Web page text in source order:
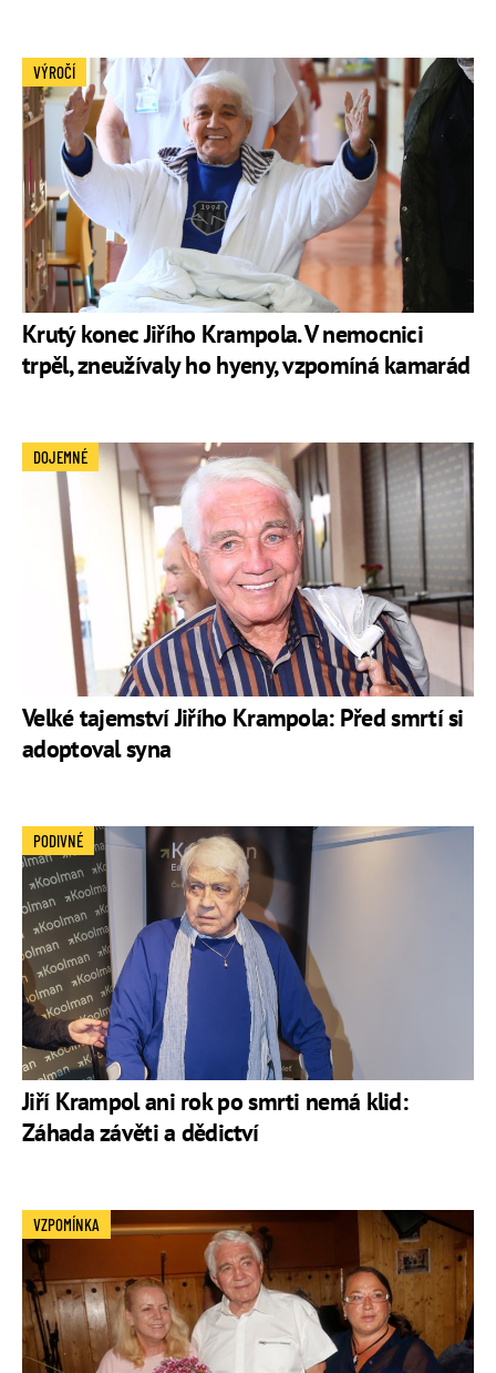
Krutý konec Jiřího Krampola. V nemocnici
trpěl, zneužívaly ho hyeny, vzpomíná kamarád
VÝROČÍ
Velké tajemství Jiřího Krampola: Před smrtí si
adoptoval syna
DOJEMNÉ
Jiří Krampol ani rok po smrti nemá klid:
Záhada závěti a dědictví
PODIVNÉ
VZPOMÍNKA